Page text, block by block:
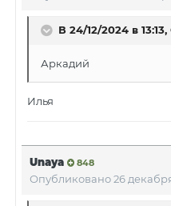
В 24/12/2024 в 13:13,
Аркадий
Илья
Unaya 848
Опубликовано26